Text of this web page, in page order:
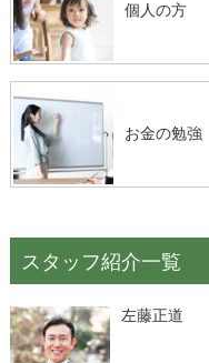
個人の方
お金の勉強
スタッフ紹介一覧
左藤正道